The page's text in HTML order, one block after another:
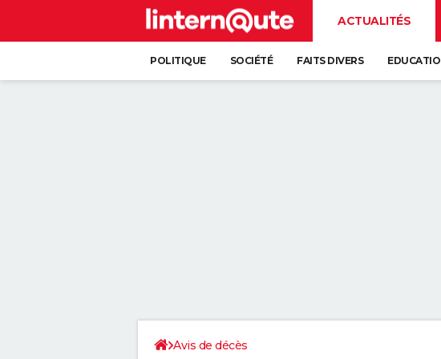
ACTUALITÉS
POLITIQUE SOCIÉTÉ FAITS DIVERS
Avis de décès